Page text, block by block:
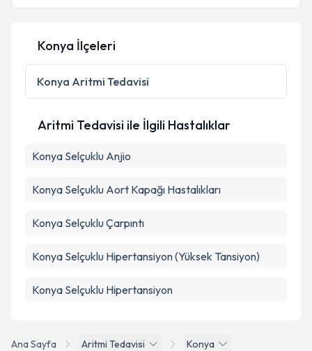
E-posta Adresiniz
Kişisel verilerimin işlenmesine ilişkin
Metni'ni okudum ve kişisel verilerimin belirtilen
Ana Sayfa Aritmi Tedavisi
Konya
Konya İlçeleri
Konya Aritmi Tedavisi
Aritmi Tedavisi ile İlgili Hastalıklar
Konya Selçuklu Anjio
Konya Selçuklu Aort Kapağı Hastalıkları
Konya Selçuklu Çarpıntı
Konya Selçuklu Hipertansiyon (Yüksek Tansiyon)
Konya Selçuklu Hipertansiyon